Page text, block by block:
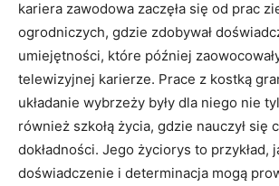
kariera zawodowa zaczęła się od prac
ogrodniczych, gdzie zdobywał
umiejętności, które później
telewizyjnej karierze. Prace z kostką
układanie wybrzeży były dla niego nie
również szkołą życia, gdzie nauczył się
dokładności. Jego życiorys to przykład,
doświadczenie i determinacja mogą